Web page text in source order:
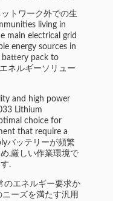
トワーク外での生
living in
main electrical grid
energy sources in
pack to
ネルギーソリュー
and high power
Lithium
choice for
that require a
バッテリーが頻繁
,厳しい作業環境で
.
のエネルギー要求か
ーズを満たす汎用